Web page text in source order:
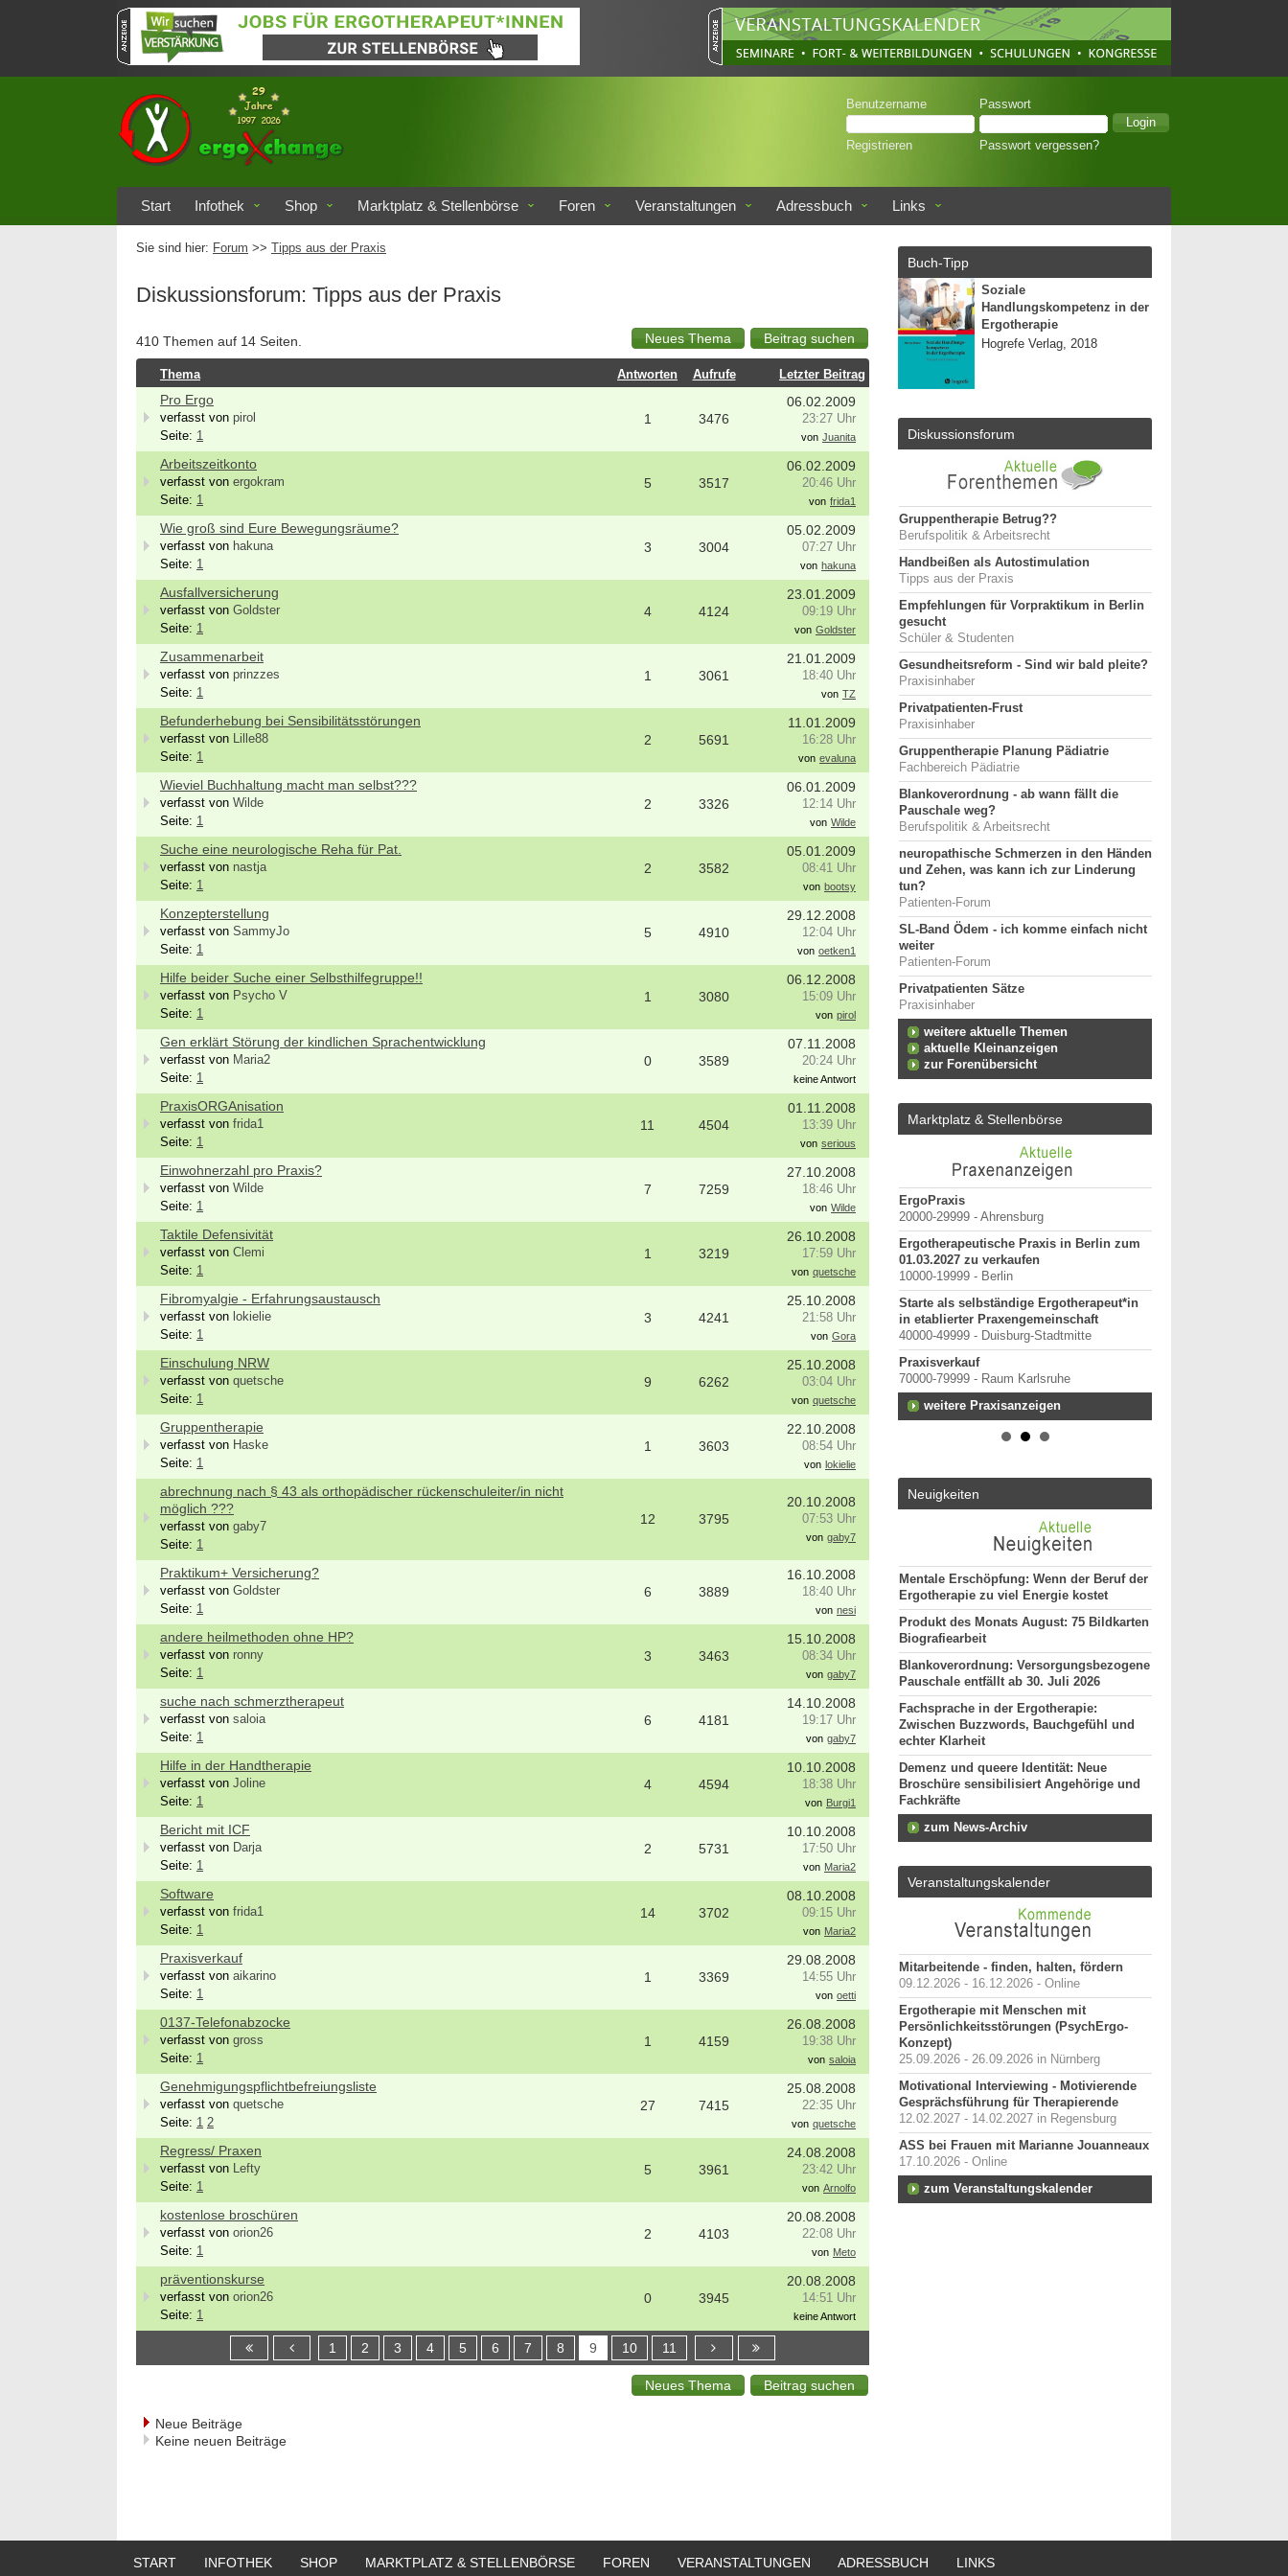
Benutzername Passwort
Registrieren Passwort vergessen?
Start Infothek Shop Marktplatz & Stellenbörse Foren Veranstaltungen Adressbuch Links
Sie sind hier: Forum >> Tipps aus der Praxis
Diskussionsforum: Tipps aus der Praxis
410 Themen auf 14 Seiten.
Thema Antworten Aufrufe Letzter Beitrag
Pro Ergo
verfasst von pirol
Seite: 1
1 3476
06.02.2009
23:27 Uhr
von Juanita
Arbeitszeitkonto
verfasst von ergokram
Seite: 1
5 3517
06.02.2009
20:46 Uhr
von frida1
Wie groß sind Eure Bewegungsräume?
verfasst von hakuna
Seite: 1
3 3004
05.02.2009
07:27 Uhr
von hakuna
Ausfallversicherung
verfasst von Goldster
Seite: 1
4 4124
23.01.2009
09:19 Uhr
von Goldster
Zusammenarbeit
verfasst von prinzzes
Seite: 1
1 3061
21.01.2009
18:40 Uhr
von TZ
Befunderhebung bei Sensibilitätsstörungen
verfasst von Lille88
Seite: 1
2 5691
11.01.2009
16:28 Uhr
von evaluna
Wieviel Buchhaltung macht man selbst???
verfasst von Wilde
Seite: 1
2 3326
06.01.2009
12:14 Uhr
von Wilde
Suche eine neurologische Reha für Pat.
verfasst von nastja
Seite: 1
2 3582
05.01.2009
08:41 Uhr
von bootsy
Konzepterstellung
verfasst von SammyJo
Seite: 1
5 4910
29.12.2008
12:04 Uhr
von oetken1
Hilfe beider Suche einer Selbsthilfegruppe!!
verfasst von Psycho V
Seite: 1
1 3080
06.12.2008
15:09 Uhr
von pirol
Gen erklärt Störung der kindlichen Sprachentwicklung
verfasst von Maria2
Seite: 1
0 3589
07.11.2008
20:24 Uhr
keine Antwort
PraxisORGAnisation
verfasst von frida1
Seite: 1
11 4504
01.11.2008
13:39 Uhr
von serious
Einwohnerzahl pro Praxis?
verfasst von Wilde
Seite: 1
7 7259
27.10.2008
18:46 Uhr
von Wilde
Taktile Defensivität
verfasst von Clemi
Seite: 1
1 3219
26.10.2008
17:59 Uhr
von quetsche
Fibromyalgie - Erfahrungsaustausch
verfasst von lokielie
Seite: 1
3 4241
25.10.2008
21:58 Uhr
von Gora
Einschulung NRW
verfasst von quetsche
Seite: 1
9 6262
25.10.2008
03:04 Uhr
von quetsche
Gruppentherapie
verfasst von Haske
Seite: 1
1 3603
22.10.2008
08:54 Uhr
von lokielie
abrechnung nach § 43 als orthopädischer rückenschuleiter/in nicht
möglich ???
verfasst von gaby7
Seite: 1
12 3795
20.10.2008
07:53 Uhr
von gaby7
Praktikum+ Versicherung?
verfasst von Goldster
Seite: 1
6 3889
16.10.2008
18:40 Uhr
von nesi
andere heilmethoden ohne HP?
verfasst von ronny
Seite: 1
3 3463
15.10.2008
08:34 Uhr
von gaby7
suche nach schmerztherapeut
verfasst von saloia
Seite: 1
6 4181
14.10.2008
19:17 Uhr
von gaby7
Hilfe in der Handtherapie
verfasst von Joline
Seite: 1
4 4594
10.10.2008
18:38 Uhr
von Burgi1
Bericht mit ICF
verfasst von Darja
Seite: 1
2 5731
10.10.2008
17:50 Uhr
von Maria2
Software
verfasst von frida1
Seite: 1
14 3702
08.10.2008
09:15 Uhr
von Maria2
Praxisverkauf
verfasst von aikarino
Seite: 1
1 3369
29.08.2008
14:55 Uhr
von oetti
0137-Telefonabzocke
verfasst von gross
Seite: 1
1 4159
26.08.2008
19:38 Uhr
von saloia
Genehmigungspflichtbefreiungsliste
verfasst von quetsche
Seite: 1 2
27 7415
25.08.2008
22:35 Uhr
von quetsche
Regress/ Praxen
verfasst von Lefty
Seite: 1
5 3961
24.08.2008
23:42 Uhr
von Arnolfo
kostenlose broschüren
verfasst von orion26
Seite: 1
2 4103
20.08.2008
22:08 Uhr
von Meto
präventionskurse
verfasst von orion26
Seite: 1
0 3945
20.08.2008
14:51 Uhr
keine Antwort
1 2 3 4 5 6 7 8 9 10 11
Neue Beiträge
Keine neuen Beiträge
Buch-Tipp
Soziale
Handlungskompetenz in der
Ergotherapie
Hogrefe Verlag, 2018
Diskussionsforum
Gruppentherapie Betrug??
Berufspolitik & Arbeitsrecht
Handbeißen als Autostimulation
Tipps aus der Praxis
Empfehlungen für Vorpraktikum in Berlin
gesucht
Schüler & Studenten
Gesundheitsreform - Sind wir bald pleite?
Praxisinhaber
Privatpatienten-Frust
Praxisinhaber
Gruppentherapie Planung Pädiatrie
Fachbereich Pädiatrie
Blankoverordnung - ab wann fällt die
Pauschale weg?
Berufspolitik & Arbeitsrecht
neuropathische Schmerzen in den Händen
und Zehen, was kann ich zur Linderung
tun?
Patienten-Forum
SL-Band Ödem - ich komme einfach nicht
weiter
Patienten-Forum
Privatpatienten Sätze
Praxisinhaber
weitere aktuelle Themen
aktuelle Kleinanzeigen
zur Forenübersicht
Marktplatz & Stellenbörse
Ergotherapeut:in (m/w/d) mit Schwerpunkt
Ergotherapeut (m/w/d) in der ambulanten
Ergotherapeut (m/w/d) Station
Altersmedizin und Neurologie Weyertal
ES 22/2026
Ergotherapeut*in (m/w/d) zur Erweiterung
unseres Teams gesucht
weitere Stellenangebote
ErgoPraxis
20000-29999 - Ahrensburg
Ergotherapeutische Praxis in Berlin zum
01.03.2027 zu verkaufen
10000-19999 - Berlin
Starte als selbständige Ergotherapeut*in
in etablierter Praxengemeinschaft
40000-49999 - Duisburg-Stadtmitte
Praxisverkauf
70000-79999 - Raum Karlsruhe
weitere Praxisanzeigen
Neuigkeiten
Mentale Erschöpfung: Wenn der Beruf der
Ergotherapie zu viel Energie kostet
Produkt des Monats August: 75 Bildkarten
Biografiearbeit
Blankoverordnung: Versorgungsbezogene
Pauschale entfällt ab 30. Juli 2026
Fachsprache in der Ergotherapie:
Zwischen Buzzwords, Bauchgefühl und
echter Klarheit
Demenz und queere Identität: Neue
Broschüre sensibilisiert Angehörige und
Fachkräfte
zum News-Archiv
Veranstaltungskalender
Mitarbeitende - finden, halten, fördern
09.12.2026 - 16.12.2026 - Online
Ergotherapie mit Menschen mit
Persönlichkeitsstörungen (PsychErgo-
Konzept)
25.09.2026 - 26.09.2026 in Nürnberg
Motivational Interviewing - Motivierende
Gesprächsführung für Therapierende
12.02.2027 - 14.02.2027 in Regensburg
ASS bei Frauen mit Marianne Jouanneaux
17.10.2026 - Online
zum Veranstaltungskalender
START INFOTHEK SHOP MARKTPLATZ & STELLENBÖRSE FOREN VERANSTALTUNGEN ADRESSBUCH LINKS